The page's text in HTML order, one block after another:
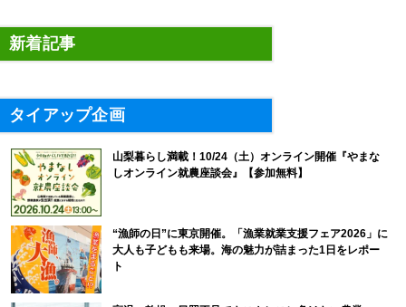
新着記事
タイアップ企画
山梨暮らし満載！10/24（土）オンライン開催『やまな
しオンライン就農座談会』【参加無料】
“漁師の日”に東京開催。「漁業就業支援フェア2026」に
大人も子どもも来場。海の魅力が詰まった1日をレポー
ト